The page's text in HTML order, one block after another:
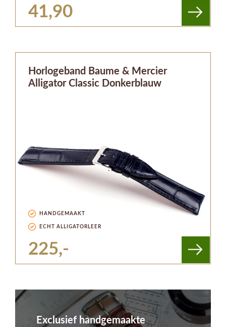
41,90
Horlogeband Baume & Mercier
Alligator Classic Donkerblauw
HANDGEMAAKT
ECHT ALLIGATORLEER
225,-
Exclusief handgemaakte